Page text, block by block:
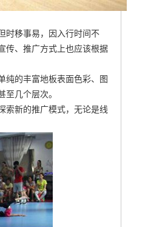
时移事易，因入行时间不
传、推广方式上也应该根据
纯的丰富地板表面色彩、图
几个层次。
索新的推广模式，无论是线